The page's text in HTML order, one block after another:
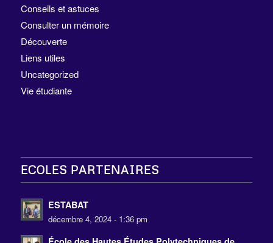
Conseils et astuces
Consulter un mémoire
Découverte
Liens utiles
Uncategorized
Vie étudiante
ECOLES PARTENAIRES
ESTABAT
décembre 4, 2024 - 1:36 pm